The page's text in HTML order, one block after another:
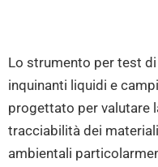
Lo strumento per test
inquinanti liquidi e
progettato per valutare
tracciabilità dei
ambientali